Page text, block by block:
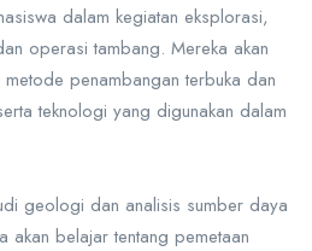
dalam kegiatan eksplorasi,
operasi tambang. Mereka akan
penambangan terbuka dan
teknologi yang digunakan dalam
geologi dan analisis sumber daya
akan belajar tentang pemetaan